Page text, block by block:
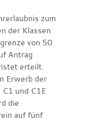
zum
der Klassen
von 50
Antrag
erteilt.
Erwerb der
und C1E
die
auf fünf